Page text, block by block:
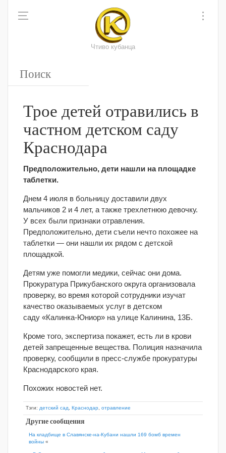
Чтиво кубанца
Трое детей отравились в
частном детском саду
Краснодара
Предположительно, дети нашли на площадке
таблетки.
Днем 4 июля в больницу доставили двух
мальчиков 2 и 4 лет, а также трехлетнюю девочку.
У всех были признаки отравления.
Предположительно, дети съели нечто похожее на
таблетки — они нашли их рядом с детской
площадкой.
Детям уже помогли медики, сейчас они дома.
Прокуратура Прикубанского округа организовала
проверку, во время которой сотрудники изучат
качество оказываемых услуг в детском
саду «Калинка-Юниор» на улице Калинина, 13Б.
Кроме того, экспертиза покажет, есть ли в крови
детей запрещенные вещества. Полиция назначила
проверку, сообщили в пресс-службе прокуратуры
Краснодарского края.
Похожих новостей нет.
Тэги: детский сад Краснодар отравление
Другие сообщения
На кладбище в Славянске-на-Кубани нашли 169 бомб времен
войны «